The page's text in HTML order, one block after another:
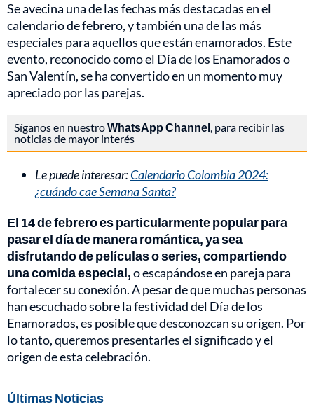
Se avecina una de las fechas más destacadas en el
calendario de febrero, y también una de las más
especiales para aquellos que están enamorados. Este
evento, reconocido como el Día de los Enamorados o
San Valentín, se ha convertido en un momento muy
apreciado por las parejas.
Síganos en nuestroWhatsApp Channel, para recibir las
noticias de mayor interés
Le puede interesar:Calendario Colombia 2024:
¿cuándo cae Semana Santa?
El 14 de febrero es particularmente popular para
pasar el día de manera romántica, ya sea
disfrutando de películas o series, compartiendo
una comida especial,o escapándose en pareja para
fortalecer su conexión. A pesar de que muchas personas
han escuchado sobre la festividad del Día de los
Enamorados, es posible que desconozcan su origen. Por
lo tanto, queremos presentarles el significado y el
origen de esta celebración.
Últimas Noticias